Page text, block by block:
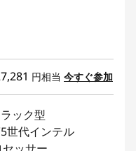
円相当 今すぐ参加
ック型
世代インテル